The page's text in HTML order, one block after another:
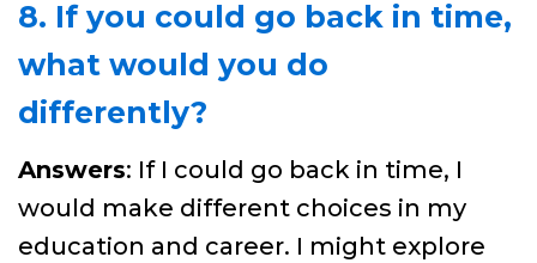
8. If you could go back in time,
what would you do
differently?
Answers: If I could go back in time, I
would make different choices in my
education and career. I might explore